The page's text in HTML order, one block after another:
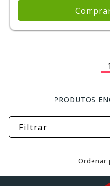
1
PRODUTOS
Filtrar
Ordenar